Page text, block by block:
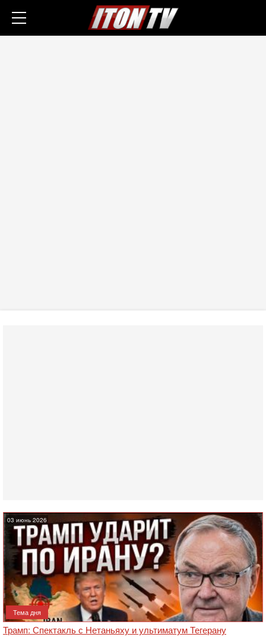
03 июнь 2026
Тема дня
Трамп: Спектакль с Нетаньяху и ультиматум Тегерану